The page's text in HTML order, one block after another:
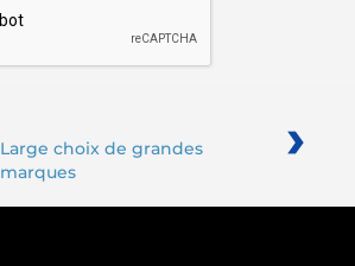
Large choix de grandes
marques
›